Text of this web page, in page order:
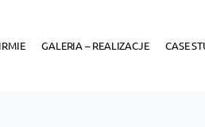
GALERIA – REALIZACJE CASE